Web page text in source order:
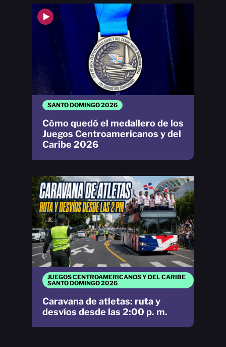
JUEGOS CENTROAMERICANOS Y DEL CARIBE
SANTO DOMINGO 2026
Caravana de atletas: ruta y
desvíos desde las 2:00 p. m.
SANTO DOMINGO 2026
Cómo quedó el medallero de los
Juegos Centroamericanos y del
Caribe 2026